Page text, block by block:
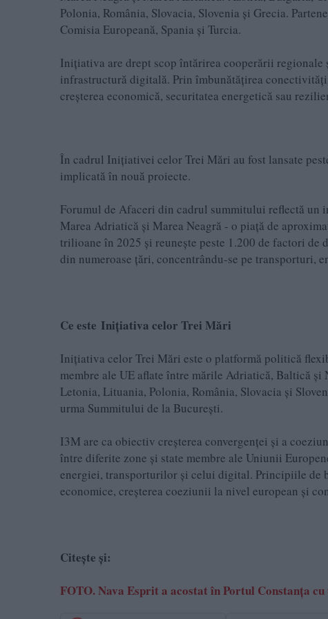
Polonia, România, Slovacia, Slovenia și Grecia.
Comisia Europeană, Spania și Turcia.
Inițiativa are drept scop întărirea cooperării
infrastructură digitală. Prin îmbunătățirea
creșterea economică, securitatea energetică sau
În cadrul Inițiativei celor Trei Mări au fost lansate
implicată în nouă proiecte.
Forumul de Afaceri din cadrul summitului reflectă un
Marea Adriatică și Marea Neagră - o piață de
trilioane în 2025 și reunește peste 1.200 de factori
din numeroase țări, concentrându-se pe transporturi,
Ce este ​Inițiativa celor Trei Mări
Inițiativa celor Trei Mări este o platformă politică
membre ale UE aflate între mările Adriatică, Baltică
Letonia, Lituania, Polonia, România, Slovacia și
urma Summitului de la București.
I3M are ca obiectiv creșterea convergenței și a
între diferite zone și state membre ale Uniunii
energiei, transporturilor și celui digital. Principiile de
economice, creșterea coeziunii la nivel european și
Citește și:
FOTO. Nava Esprit a acostat în Portul Constanța